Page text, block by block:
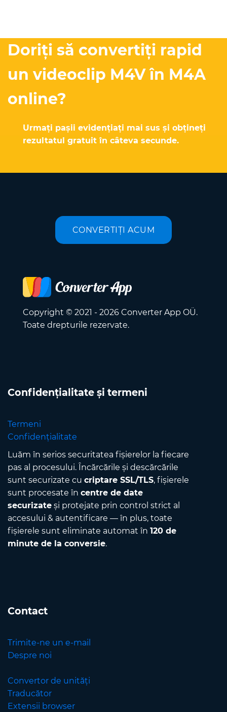
Doriți să convertiți rapid
un videoclip M4V în M4A
online?
Urmați pașii evidențiați mai sus și obțineți
rezultatul gratuit în câteva secunde.
CONVERTIȚI ACUM
Copyright © 2021 - 2026 Converter App OÜ.
Toate drepturile rezervate.
Confidențialitate și termeni
Termeni
Confidențialitate
Luăm în serios securitatea fișierelor la fiecare
pas al procesului. Încărcările și descărcările
sunt securizate cu criptare SSL/TLS, fișierele
sunt procesate în centre de date
securizate și protejate prin control strict al
accesului & autentificare — în plus, toate
fișierele sunt eliminate automat în 120 de
minute de la conversie.
Contact
Trimite-ne un e-mail
Despre noi
Convertor de unități
Traducător
Extensii browser